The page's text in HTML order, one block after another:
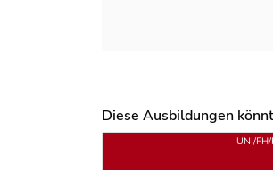
Diese Ausbildungen
Uber weitere UNI/